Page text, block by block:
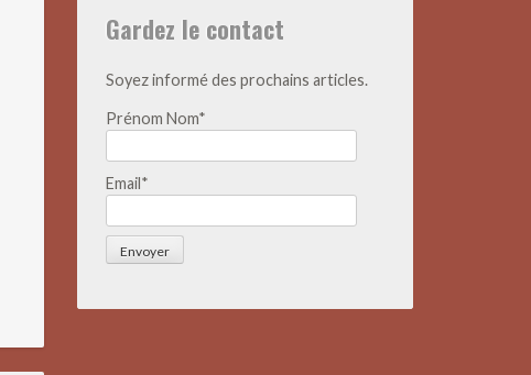
Gardez le contact
Soyez informé des prochains articles.
Prénom Nom*
Email*